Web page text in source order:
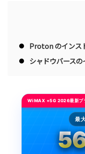
Proton のインス
シャドウバース
WiMAX +5G 2026最新プ
最